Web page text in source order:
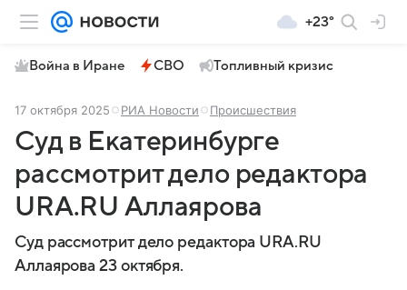
+23°
Война в Иране СВО Топливный кризис
17 октября 2025 РИА Новости Происшествия
Суд в Екатеринбурге
рассмотрит дело редактора
URA.RU Аллаярова
Суд рассмотрит дело редактора URA.RU
Аллаярова 23 октября.